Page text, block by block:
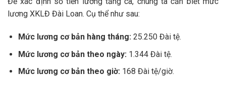
lương XKLĐ Đài Loan. Cụ thể như sau:
Mức lương cơ bản hàng tháng: 25.250 Đài tệ.
Mức lương cơ bản theo ngày: 1.344 Đài tệ.
Mức lương cơ bản theo giờ:168 Đài tệ/giờ.